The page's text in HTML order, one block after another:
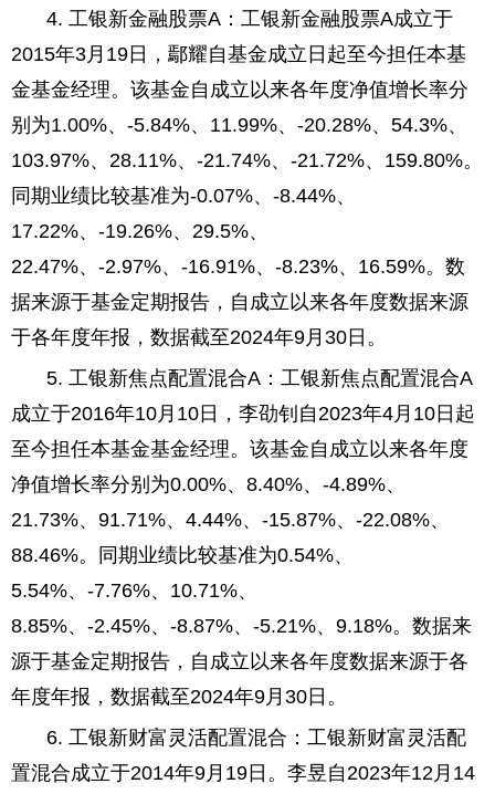
4. 工银新金融股票A：工银新金融股票A成立于
2015年3月19日，鄢耀自基金成立日起至今担任本基
金基金经理。该基金自成立以来各年度净值增长率分
别为1.00%、-5.84%、11.99%、-20.28%、54.3%、
103.97%、28.11%、-21.74%、-21.72%、159.80%。
同期业绩比较基准为-0.07%、-8.44%、
17.22%、-19.26%、29.5%、
22.47%、-2.97%、-16.91%、-8.23%、16.59%。数
据来源于基金定期报告，自成立以来各年度数据来源
于各年度年报，数据截至2024年9月30日。
5. 工银新焦点配置混合A：工银新焦点配置混合A
成立于2016年10月10日，李劭钊自2023年4月10日起
至今担任本基金基金经理。该基金自成立以来各年度
净值增长率分别为0.00%、8.40%、-4.89%、
21.73%、91.71%、4.44%、-15.87%、-22.08%、
88.46%。同期业绩比较基准为0.54%、
5.54%、-7.76%、10.71%、
8.85%、-2.45%、-8.87%、-5.21%、9.18%。数据来
源于基金定期报告，自成立以来各年度数据来源于各
年度年报，数据截至2024年9月30日。
6. 工银新财富灵活配置混合：工银新财富灵活配
置混合成立于2014年9月19日。李昱自2023年12月14